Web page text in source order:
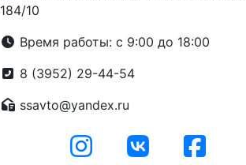
184/10
Время работы: с 9:00 до 18:00
8 (3952) 29-44-54
ssavto@yandex.ru